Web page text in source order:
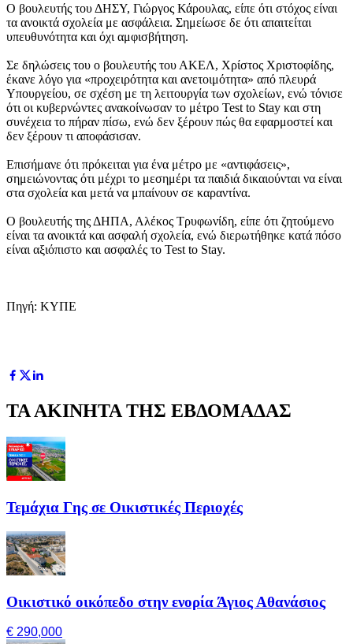
Ο βουλευτής του ΔΗΣΥ, Γιώργος Κάρουλας, είπε ότι στόχος είναι
τα ανοικτά σχολεία με ασφάλεια. Σημείωσε δε ότι απαιτείται
υπευθυνότητα και όχι αμφισβήτηση.
Σε δηλώσεις του ο βουλευτής του ΑΚΕΛ, Χρίστος Χριστοφίδης,
έκανε λόγο για «προχειρότητα και ανετοιμότητα» από πλευρά
Υπουργείου, σε σχέση με τη λειτουργία των σχολείων, ενώ τόνισε
ότι οι κυβερνώντες ανακοίνωσαν το μέτρο Test to Stay και στη
συνέχεια το πήραν πίσω, ενώ δεν ξέρουν πώς θα εφαρμοστεί και
δεν ξέρουν τι αποφάσισαν.
Επισήμανε ότι πρόκειται για ένα μέτρο με «αντιφάσεις»,
σημειώνοντας ότι μέχρι το μεσημέρι τα παιδιά δικαιούνται να είναι
στα σχολεία και μετά να μπαίνουν σε καραντίνα.
Ο βουλευτής της ΔΗΠΑ, Αλέκος Τρυφωνίδη, είπε ότι ζητούμενο
είναι τα ανοικτά και ασφαλή σχολεία, ενώ διερωτήθηκε κατά πόσο
είναι αξιόπιστο και ασφαλές το Test to Stay.
Πηγή: ΚΥΠΕ
ΤΑ ΑΚΙΝΗΤΑ ΤΗΣ ΕΒΔΟΜΑΔΑΣ
Τεμάχια Γης σε Οικιστικές Περιοχές
Οικιστικό οικόπεδο στην ενορία Άγιος Αθανάσιος
€ 290,000